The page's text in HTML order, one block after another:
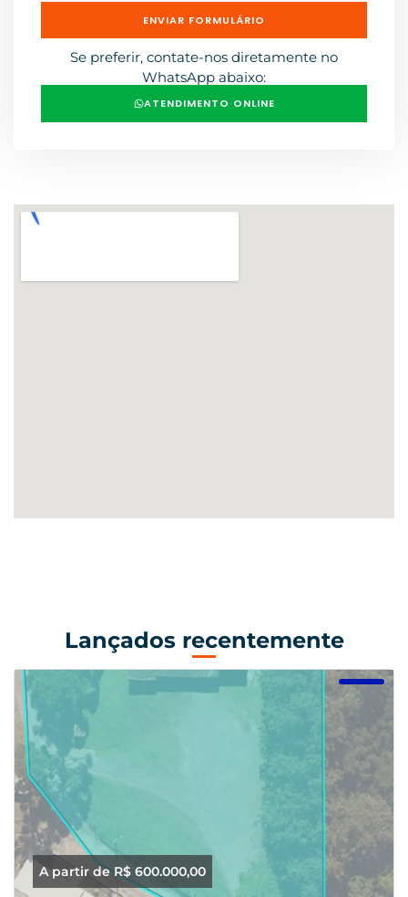
ENVIAR FORMULÁRIO
Se preferir, contate-nos diretamente no
WhatsApp abaixo:
ATENDIMENTO ONLINE
Lançados recentemente
A partir de R$ 600.000,00